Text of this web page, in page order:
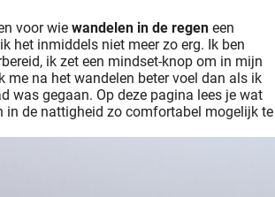
voor wie wandelen in de regen een
het inmiddels niet meer zo erg. Ik ben
ik zet een mindset-knop om in mijn
me na het wandelen beter voel dan als ik
was gegaan. Op deze pagina lees je wat
in de nattigheid zo comfortabel mogelijk te